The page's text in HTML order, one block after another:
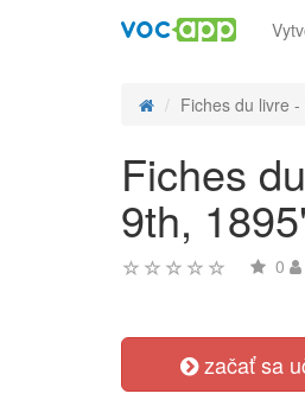
Fiches du livre
Fiches
9th,
0
začať sa